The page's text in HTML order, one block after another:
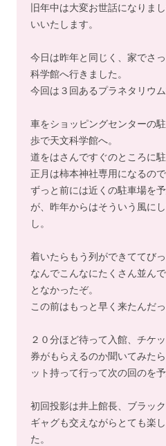
旧年中は大変お世話になりま
いいたします。
今日は昨年と同じく、家でさ
科学館へ行きました。
今回は３回あるプラネタリウ
車をショッピングセンターの
歩で天文科学館へ。
道をはさんですぐのところに
正月は柿本神社専用になるの
ずっと前には近くの駐車場を
が、昨年からはそういう風に
し。
着いたらもう列ができててびっ
なんでこんなにたくさん並ん
となかったぞ。
この前はもっと早く来たんだっ
２０分ほど待って入館、チケ
券がもらえるのか聞いてみた
ット持って行って次の回のを予
初回投影は井上館長、ブラッ
ギャグも交えながらとても楽
た。